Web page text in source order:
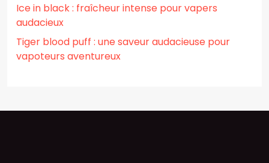
Ice in black : fraîcheur intense pour vapers
audacieux
Tiger blood puff : une saveur audacieuse pour
vapoteurs aventureux